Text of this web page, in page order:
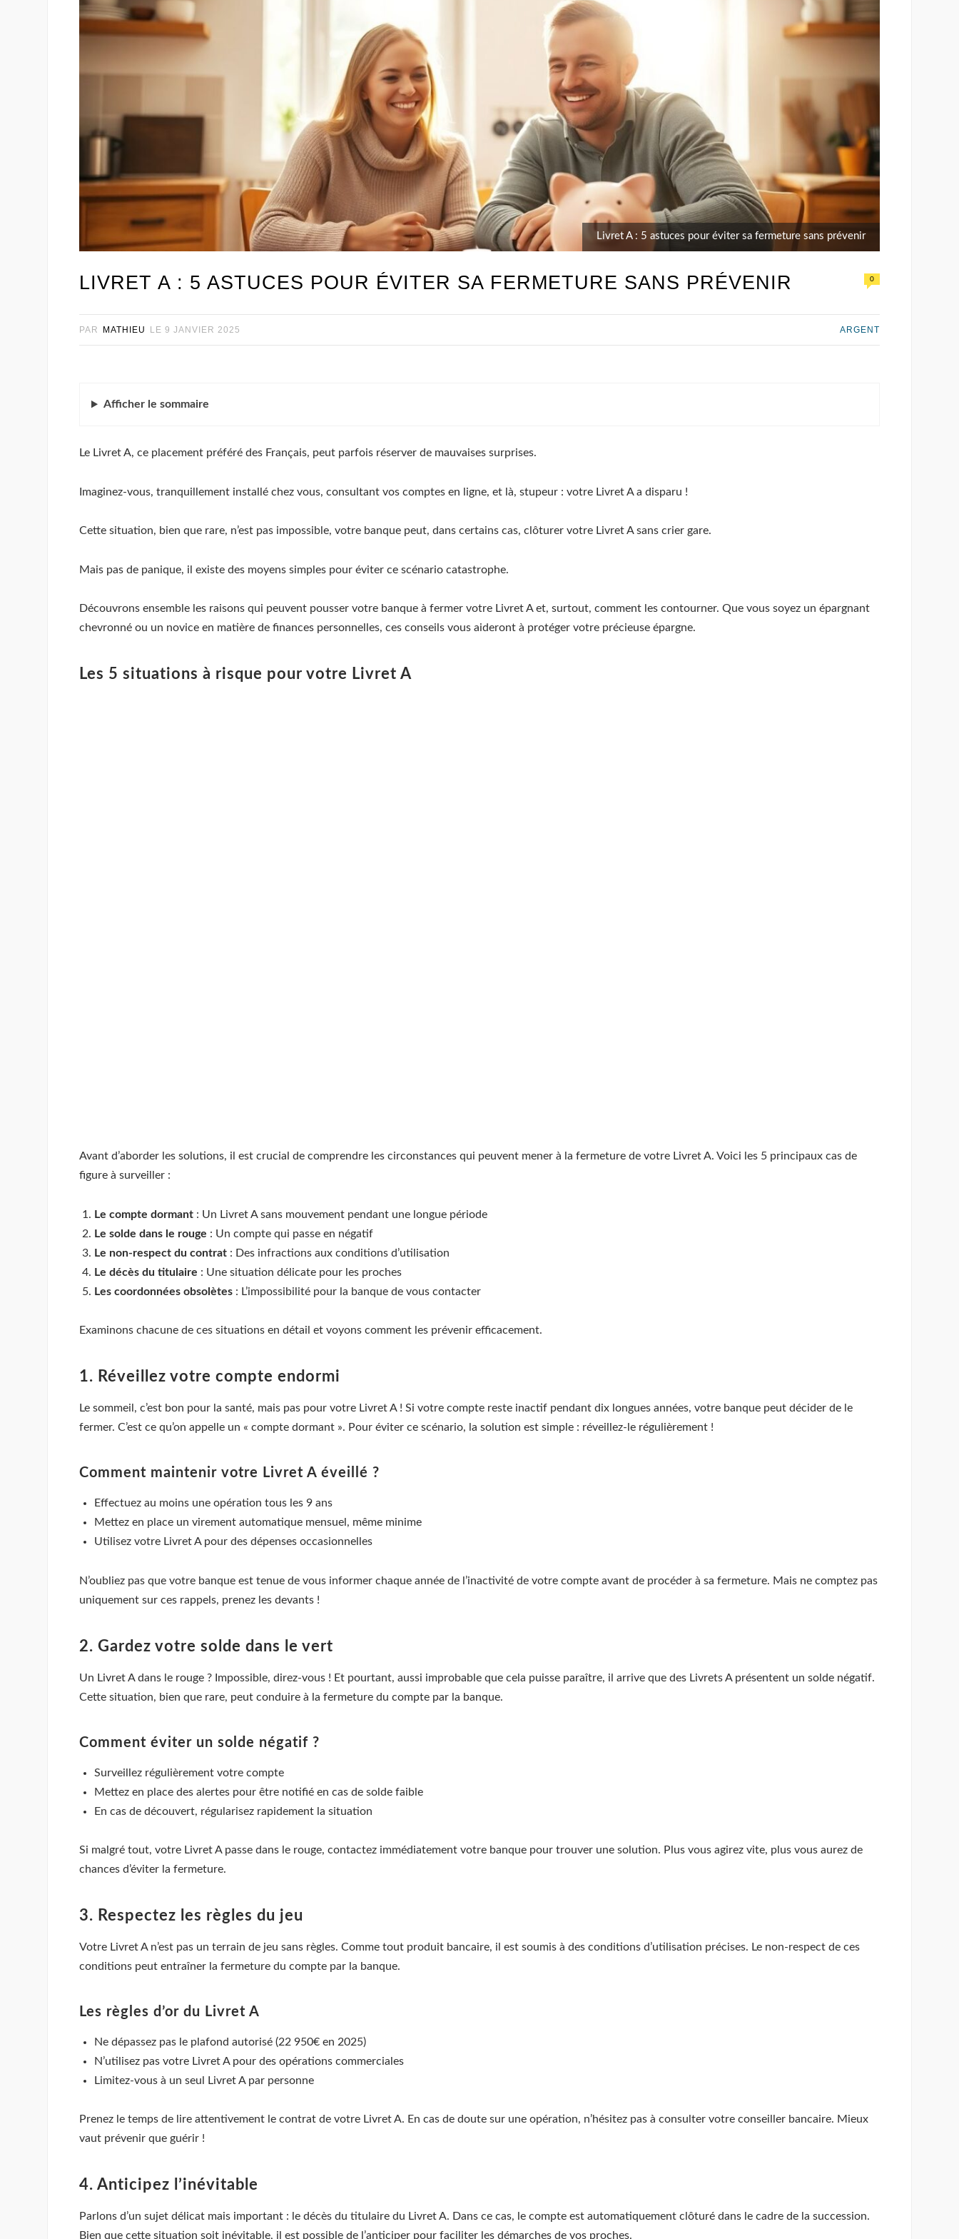
Livret A : 5 astuces pour éviter sa fermeture sans prévenir
LIVRET A : 5 ASTUCES POUR ÉVITER SA FERMETURE SANS PRÉVENIR 0
PAR MATHIEU LE 9 JANVIER 2025 ARGENT
Afficher le sommaire
Le Livret A, ce placement préféré des Français, peut parfois réserver de mauvaises surprises.
Imaginez-vous, tranquillement installé chez vous, consultant vos comptes en ligne, et là, stupeur : votre Livret A a disparu !
Cette situation, bien que rare, n’est pas impossible, votre banque peut, dans certains cas, clôturer votre Livret A sans crier gare.
Mais pas de panique, il existe des moyens simples pour éviter ce scénario catastrophe.
Découvrons ensemble les raisons qui peuvent pousser votre banque à fermer votre Livret A et, surtout, comment les contourner. Que vous soyez un épargnant
chevronné ou un novice en matière de finances personnelles, ces conseils vous aideront à protéger votre précieuse épargne.
Les 5 situations à risque pour votre Livret A
Avant d’aborder les solutions, il est crucial de comprendre les circonstances qui peuvent mener à la fermeture de votre Livret A. Voici les 5 principaux cas de
figure à surveiller :
Le compte dormant : Un Livret A sans mouvement pendant une longue période
Le solde dans le rouge : Un compte qui passe en négatif
Le non-respect du contrat : Des infractions aux conditions d’utilisation
Le décès du titulaire : Une situation délicate pour les proches
Les coordonnées obsolètes : L’impossibilité pour la banque de vous contacter
Examinons chacune de ces situations en détail et voyons comment les prévenir efficacement.
1. Réveillez votre compte endormi
Le sommeil, c’est bon pour la santé, mais pas pour votre Livret A ! Si votre compte reste inactif pendant dix longues années, votre banque peut décider de le
fermer. C’est ce qu’on appelle un « compte dormant ». Pour éviter ce scénario, la solution est simple : réveillez-le régulièrement !
Comment maintenir votre Livret A éveillé ?
Effectuez au moins une opération tous les 9 ans
Mettez en place un virement automatique mensuel, même minime
Utilisez votre Livret A pour des dépenses occasionnelles
N’oubliez pas que votre banque est tenue de vous informer chaque année de l’inactivité de votre compte avant de procéder à sa fermeture. Mais ne comptez pas
uniquement sur ces rappels, prenez les devants !
2. Gardez votre solde dans le vert
Un Livret A dans le rouge ? Impossible, direz-vous ! Et pourtant, aussi improbable que cela puisse paraître, il arrive que des Livrets A présentent un solde négatif.
Cette situation, bien que rare, peut conduire à la fermeture du compte par la banque.
Comment éviter un solde négatif ?
Surveillez régulièrement votre compte
Mettez en place des alertes pour être notifié en cas de solde faible
En cas de découvert, régularisez rapidement la situation
Si malgré tout, votre Livret A passe dans le rouge, contactez immédiatement votre banque pour trouver une solution. Plus vous agirez vite, plus vous aurez de
chances d’éviter la fermeture.
3. Respectez les règles du jeu
Votre Livret A n’est pas un terrain de jeu sans règles. Comme tout produit bancaire, il est soumis à des conditions d’utilisation précises. Le non-respect de ces
conditions peut entraîner la fermeture du compte par la banque.
Les règles d’or du Livret A
Ne dépassez pas le plafond autorisé (22 950€ en 2025)
N’utilisez pas votre Livret A pour des opérations commerciales
Limitez-vous à un seul Livret A par personne
Prenez le temps de lire attentivement le contrat de votre Livret A. En cas de doute sur une opération, n’hésitez pas à consulter votre conseiller bancaire. Mieux
vaut prévenir que guérir !
4. Anticipez l’inévitable
Parlons d’un sujet délicat mais important : le décès du titulaire du Livret A. Dans ce cas, le compte est automatiquement clôturé dans le cadre de la succession.
Bien que cette situation soit inévitable, il est possible de l’anticiper pour faciliter les démarches de vos proches.